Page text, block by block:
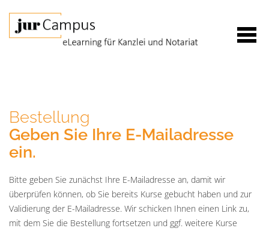
Bestellung
Geben Sie Ihre E-Mailadresse
ein.
Bitte geben Sie zunächst Ihre E-Mailadresse an, damit wir
überprüfen können, ob Sie bereits Kurse gebucht haben und zur
Validierung der E-Mailadresse. Wir schicken Ihnen einen Link zu,
mit dem Sie die Bestellung fortsetzen und ggf. weitere Kurse